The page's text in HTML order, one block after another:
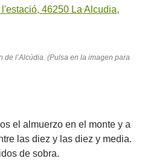
de l’Alcúdia. (Pulsa en la imagen para
el almuerzo en el monte y a
las diez y las diez y media.
de sobra.